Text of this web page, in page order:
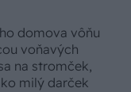
domova vôňu
voňavých
na stromček,
milý darček